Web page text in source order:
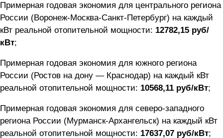
Примерная годовая экономия для центрального региона
России (Воронеж-Москва-Санкт-Петербург) на каждый
кВт реальной отопительной мощности: 12782,15 руб/
кВт;
Примерная годовая экономия для южного региона
России (Ростов на дону — Краснодар) на каждый кВт
реальной отопительной мощности: 10568,11 руб/кВт;
Примерная годовая экономия для северо-западного
региона России (Мурманск-Архангельск) на каждый кВт
реальной отопительной мощности: 17637,07 руб/кВт;